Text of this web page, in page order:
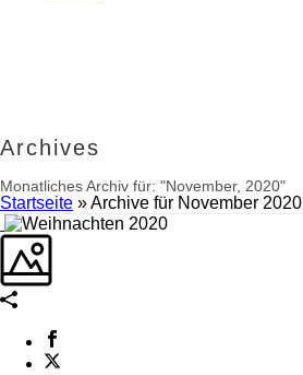
Archives
Monatliches Archiv für: "November, 2020"
Startseite »Archive für November 2020